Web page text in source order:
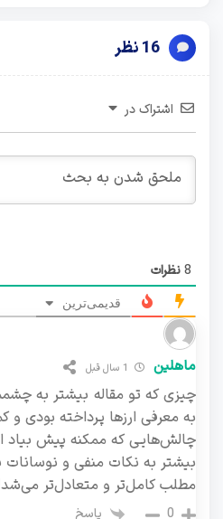
اشتراک در
8نظرات
قدیمی‌ترین
ماهلین
چیزی که تو مقاله بیشتر به
به معرفی ارزها پرداخته بودی و
چالش‌هایی که ممکنه پیش بیاد
بیشتر به نکات منفی و نوسانات
مطلب کامل‌تر و متعادل‌تر
0 پاسخ